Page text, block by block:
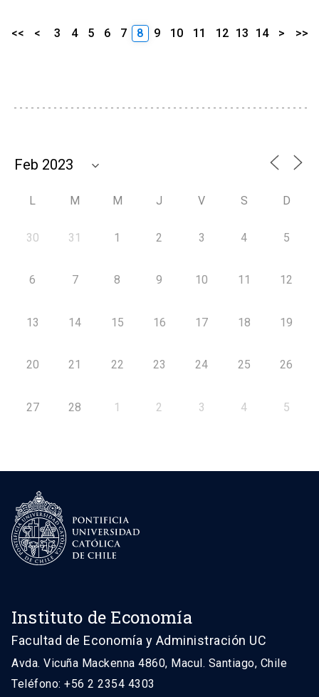
<< < 3 4 5 6 7 8 9 10 11 12 13 14 > >>
L M M J V S D
30 31 1 2 3 4 5
6 7 8 9 10 11 12
13 14 15 16 17 18 19
20 21 22 23 24 25 26
27 28 1 2 3 4 5
Instituto de Economía
Facultad de Economía y Administración UC
Avda. Vicuña Mackenna 4860, Macul. Santiago, Chile
Teléfono: +56 2 2354 4303